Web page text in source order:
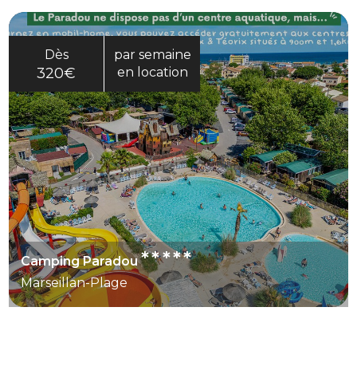
Dès
320€
par semaine
en location
Camping Paradou*****
Marseillan-Plage